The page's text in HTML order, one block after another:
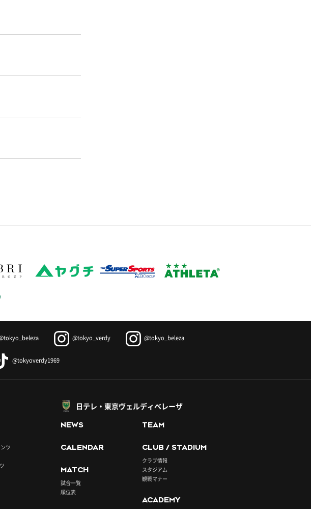
@tokyo_verdy @tokyo_beleza
@tokyoverdy1969
ツ
日テレ・東京ヴェルディベレーザ
NEWS
CALENDAR
MATCH
試合一覧
順位表
TEAM
CLUB / STADIUM
クラブ情報
スタジアム
観戦マナー
ACADEMY